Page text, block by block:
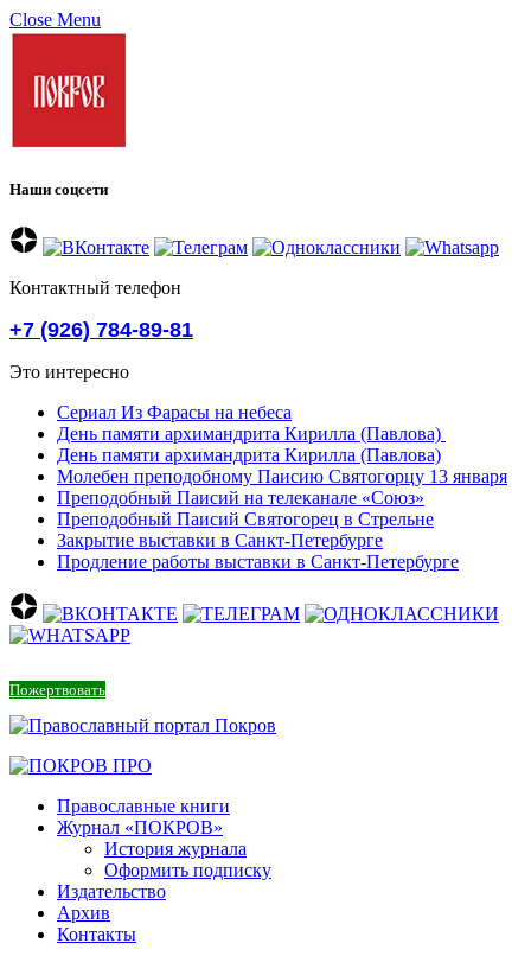
Close Menu
Наши соцсети
Контактный телефон
+7 (926) 784-89-81
Это интересно
Сериал Из Фарасы на небеса
День памяти архимандрита Кирилла (Павлова)
День памяти архимандрита Кирилла (Павлова)
Молебен преподобному Паисию Святогорцу 13 января
Преподобный Паисий на телеканале «Союз»
Преподобный Паисий Святогорец в Стрельне
Закрытие выставки в Санкт-Петербурге
Продление работы выставки в Санкт-Петербурге
Пожертвовать
Православные книги
Журнал «ПОКРОВ»
История журнала
Оформить подписку
Издательство
Архив
Контакты